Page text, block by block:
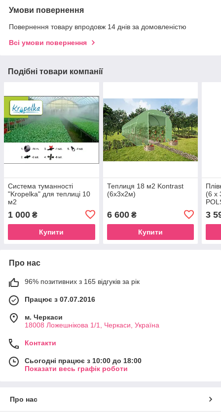
Умови повернення
Повернення товару впродовж 14 днів за домовленістю
Всі умови повернення
Подібні товари компанії
Система туманності
"Kropelka" для теплиці 10
м2
1 000 ₴
Купити
Теплиця 18 м2 Kontrast
(6х3х2м)
6 600₴
Купити
(6 х
3
Про нас
96% позитивних з 165 відгуків за рік
Працює з 07.07.2016
м. Черкаси
18008 Ложешнікова 1/1, Черкаси, Україна
Контакти
Сьогодні працює з 10:00 до 18:00
Показати весь графік роботи
Про нас